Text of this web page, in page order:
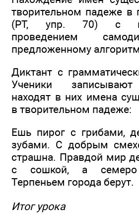
творительном падеже в
(РТ, упр. 70) с
проведением
предложенному
Диктант с
Ученики
находят в них имена
в творительном падеже:
Ешь пирог с грибами,
зубами. С добрым
страшна. Правдой мир
с сошкой, а
Терпеньем города берут.
Итог урока